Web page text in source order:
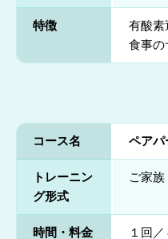
特徴
有酸素
食事の
コース名 ペアパ
トレーニン
グ形式
ご家
時間・料金 １回